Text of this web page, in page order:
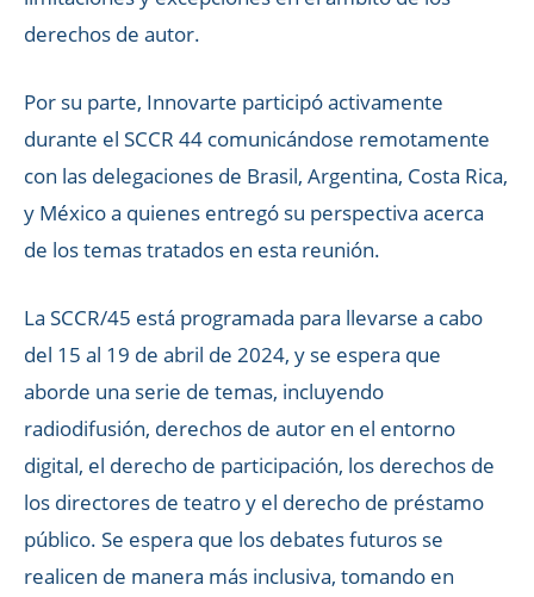
derechos de autor.
Por su parte, Innovarte participó activamente
durante el SCCR 44 comunicándose remotamente
con las delegaciones de Brasil, Argentina, Costa Rica,
y México a quienes entregó su perspectiva acerca
de los temas tratados en esta reunión.
La SCCR/45 está programada para llevarse a cabo
del 15 al 19 de abril de 2024, y se espera que
aborde una serie de temas, incluyendo
radiodifusión, derechos de autor en el entorno
digital, el derecho de participación, los derechos de
los directores de teatro y el derecho de préstamo
público. Se espera que los debates futuros se
realicen de manera más inclusiva, tomando en